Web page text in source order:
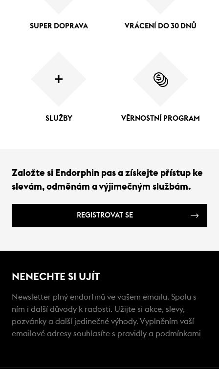
SUPER DOPRAVA VRÁCENÍ DO 30 DNŮ
SLUŽBY VĚRNOSTNÍ PROGRAM
Založte si Endorphin pas a získejte přístup ke
slevám, odměnám a výjimečným službám.
REGISTROVAT SE
NENECHTE SI UJÍT
Newsletter plný endorfinů ve vašem emailu. Spolu s
ním i další důvody k radosti. Užijte si akce, slevy,
pozvánky a další jedinečné výhody. Vyplněním vaší
emailové adresy souhlasíte s pravidly a podmínkami